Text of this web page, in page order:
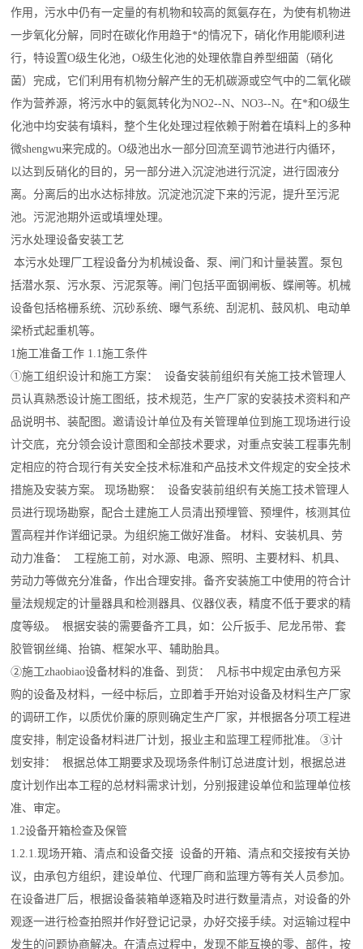
作用，污水中仍有一定量的有机物和较高的氮氨存在，为使有机物进
一步氧化分解，同时在碳化作用趋于*的情况下，硝化作用能顺利进
行，特设置O级生化池，O级生化池的处理依靠自养型细菌（硝化
菌）完成，它们利用有机物分解产生的无机碳源或空气中的二氧化碳
作为营养源，将污水中的氨氮转化为NO2--N、NO3--N。在*和O级生
化池中均安装有填料，整个生化处理过程依赖于附着在填料上的多种
微shengwu来完成的。O级池出水一部分回流至调节池进行内循环，
以达到反硝化的目的，另一部分进入沉淀池进行沉淀，进行固液分
离。分离后的出水达标排放。沉淀池沉淀下来的污泥，提升至污泥
池。污泥池期外运或填埋处理。
污水处理设备安装工艺
本污水处理厂工程设备分为机械设备、泵、闸门和计量装置。泵包
括潜水泵、污水泵、污泥泵等。闸门包括平面钢闸板、蝶闸等。机械
设备包括格栅系统、沉砂系统、曝气系统、刮泥机、鼓风机、电动单
梁桥式起重机等。
1施工准备工作 1.1施工条件
①施工组织设计和施工方案： 设备安装前组织有关施工技术管理人
员认真熟悉设计施工图纸，技术规范，生产厂家的安装技术资料和产
品说明书、装配图。邀请设计单位及有关管理单位到施工现场进行设
计交底，充分领会设计意图和全部技术要求，对重点安装工程事先制
定相应的符合现行有关安全技术标准和产品技术文件规定的安全技术
措施及安装方案。 现场勘察： 设备安装前组织有关施工技术管理人
员进行现场勘察，配合土建施工人员清出预埋管、预埋件，核测其位
置高程并作详细记录。为组织施工做好准备。 材料、安装机具、劳
动力准备： 工程施工前，对水源、电源、照明、主要材料、机具、
劳动力等做充分准备，作出合理安排。备齐安装施工中使用的符合计
量法规规定的计量器具和检测器具、仪器仪表，精度不低于要求的精
度等级。 根据安装的需要备齐工具，如：公斤扳手、尼龙吊带、套
胶管钢丝绳、抬镐、框架水平、辅助胎具。
②施工zhaobiao设备材料的准备、到货： 凡标书中规定由承包方采
购的设备及材料，一经中标后，立即着手开始对设备及材料生产厂家
的调研工作，以质优价廉的原则确定生产厂家，并根据各分项工程进
度安排，制定设备材料进厂计划，报业主和监理工程师批准。 ③计
划安排： 根据总体工期要求及现场条件制订总进度计划，根据总进
度计划作出本工程的总材料需求计划，分别报建设单位和监理单位核
准、审定。
1.2设备开箱检查及保管
1.2.1.现场开箱、清点和设备交接 设备的开箱、清点和交接按有关协
议，由承包方组织，建设单位、代理厂商和监理方等有关人员参加。
在设备进厂后，根据设备装箱单逐箱及时进行数量清点，对设备的外
观逐一进行检查拍照并作好登记记录，办好交接手续。对运输过程中
发生的问题协商解决。在清点过程中，发现不能互换的零、部件，按